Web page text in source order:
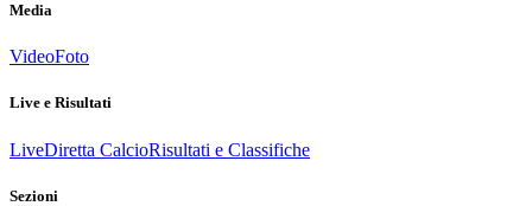
Media
VideoFoto
Live e Risultati
LiveDiretta CalcioRisultati e Classifiche
Sezioni